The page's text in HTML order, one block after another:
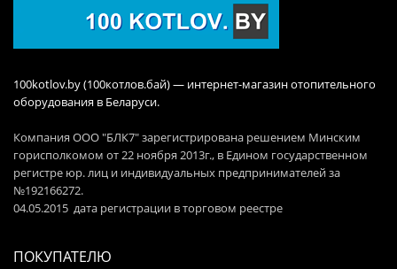
100kotlov.by (100котлов.бай) — интернет-магазин отопительного
оборудования в Беларуси.
Компания ООО "БЛК7" зарегистрирована решением Минским
горисполкомом от 22 ноября 2013г., в Едином государственном
регистре юр. лиц и индивидуальных предпринимателей за
№192166272.
04.05.2015 дата регистрации в торговом реестре
ПОКУПАТЕЛЮ